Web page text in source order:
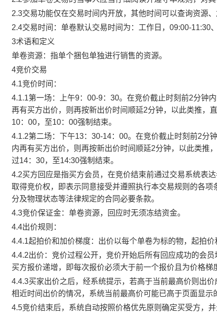
2.3交易功能仅在交易时间内开放，其他时间可以查询资源
2.4交易时间：单卷默认交易时间为：工作日，09:00-11:30
3术语和定义
单卷资源：指单个捆包单独进行销售的资源。
4竞价交易
4.1竞价时间：
4.1.1第一场：上午9：00-9：30。在竞价截止时刻前2分钟
再有买方出价，则再按新出价时间顺延2分钟，以此类推，
10：00，至10：00强制结束。
4.1.2第二场：下午13：30-14：00。在竞价截止时刻前2分
内再有买方出价，则再按新出价时间顺延2分钟，以此类推
过14：30，至14:30强制结束。
4.2买方回应是指买方会员，在竞价结束前通过交易系统表
取得竞价权，即表示同意接受并遵照执行本交易规则的各
分及物理状态等法律规定的合同必要条款。
4.3竞价保证金：单卷资源，回应时无须冻结资金。
4.4出价规则：
4.4.1起拍价和加价梯度：出价以每个单卷为标的物，起拍
4.4.2出价：竞价过程公开，竞价开始后所有回应成功的会
买方报价递增，即每次报价必须大于前一个报价且为价格
4.4.3买家出价之后，经系统提示，若高于当前最高价则出
相近时间出价的情况，系统当前最高价可能已高于页面显示
4.5竞价结束后，系统自动按照价格优先原则确定买受方，